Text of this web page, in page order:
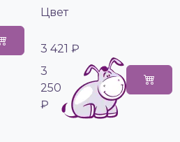
Цвет
3 421 ₽
3
250
₽